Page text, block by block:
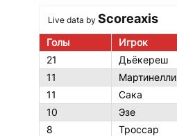
Live data by Scoreaxis
Голы
Игрок
21
Дьёкереш
11
Мартинелли
11
Сака
10
Эзе
8
Троссар